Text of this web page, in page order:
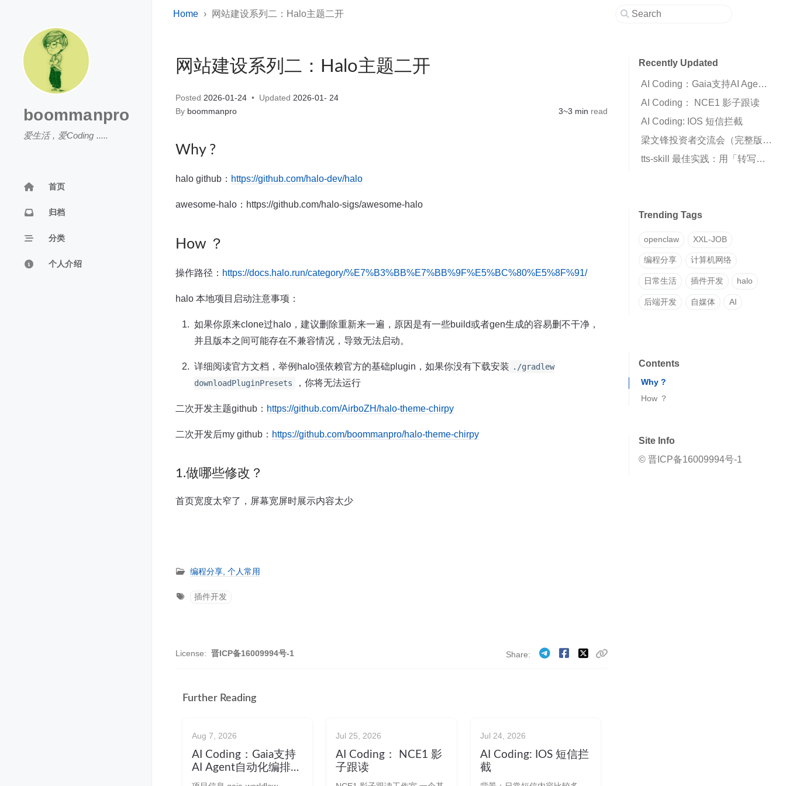
boommanpro
爱生活 , 爱Coding .....
首页
归档
分类
个人介绍
Home 网站建设系列二：Halo主题二开
网站建设系列二：Halo主题二开
Posted 2026-01-24 Updated 2026-01- 24
By boommanpro 3~3 min read
Why ?
halo github： https://github.com/halo-dev/halo
awesome-halo：https://github.com/halo-sigs/awesome-halo
How ？
操作路径： https://docs.halo.run/category/%E7%B3%BB%E7%BB%9F%E5%BC%80%E5%8F%91/
halo 本地项目启动注意事项：
如果你原来clone过halo，建议删除重新来一遍，原因是有一些build或者gen生成的容易删不干净，
并且版本之间可能存在不兼容情况，导致无法启动。
详细阅读官方文档，举例halo强依赖官方的基础plugin，如果你没有下载安装 ./gradlew
downloadPluginPresets
，你将无法运行
二次开发主题github： https://github.com/AirboZH/halo-theme-chirpy
二次开发后my github： https://github.com/boommanpro/halo-theme-chirpy
1.做哪些修改？
首页宽度太窄了，屏幕宽屏时展示内容太少
编程分享, 个人常用
插件开发
License: 晋ICP备16009994号-1 Share
Further Reading
Aug 7, 2026
AI Coding：Gaia支持
AI Agent自动化编排工
作流
Jul 25, 2026
AI Coding： NCE1 影
子跟读
Jul 24, 2026
AI Coding: IOS 短信拦
截
Recently Updated
AI Coding：Gaia支持AI Agent自动化编排工作流
AI Coding： NCE1 影子跟读
AI Coding: IOS 短信拦截
梁文锋投资者交流会（完整版全文）
tts-skill 最佳实践：用「转写→克隆」两步法获得高质量声音克隆
Trending Tags
openclaw XXL-JOB
编程分享 计算机网络
日常生活 插件开发 halo
后端开发 自媒体 AI
Contents
Why ?
How ？
Site Info
© 晋ICP备16009994号-1